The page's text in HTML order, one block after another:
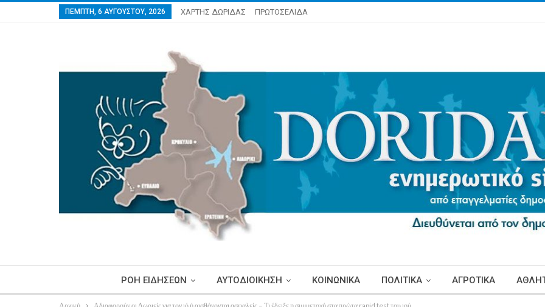
ΠΈΜΠΤΗ, 6 ΑΥΓΟΎΣΤΟΥ, 2026 ΧΑΡΤΗΣ ΔΩΡΙΔΑΣ ΠΡΩΤΟΣΕΛΙΔΑ
ΡΟΗ ΕΙΔΗΣΕΩΝ ΑΥΤΟΔΙΟΙΚΗΣΗ ΚΟΙΝΩΝΙΚΑ ΠΟΛΙΤΙΚΑ ΑΓΡΟΤΙΚΑ